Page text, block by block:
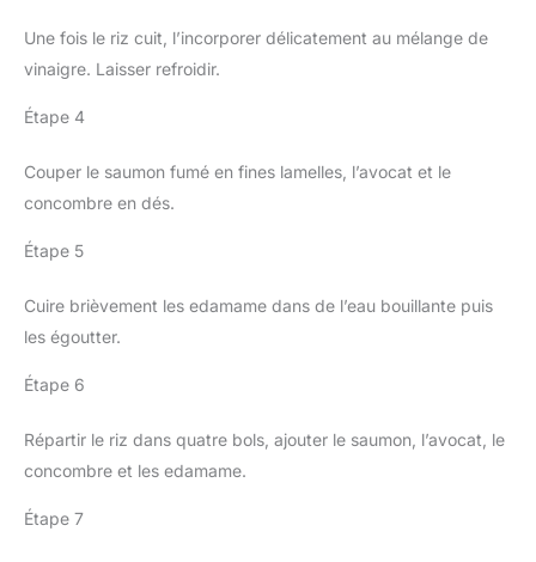
Une fois le riz cuit, l’incorporer délicatement au mélange de
vinaigre. Laisser refroidir.
Étape 4
Couper le saumon fumé en fines lamelles, l’avocat et le
concombre en dés.
Étape 5
Cuire brièvement les edamame dans de l’eau bouillante puis
les égoutter.
Étape 6
Répartir le riz dans quatre bols, ajouter le saumon, l’avocat, le
concombre et les edamame.
Étape 7